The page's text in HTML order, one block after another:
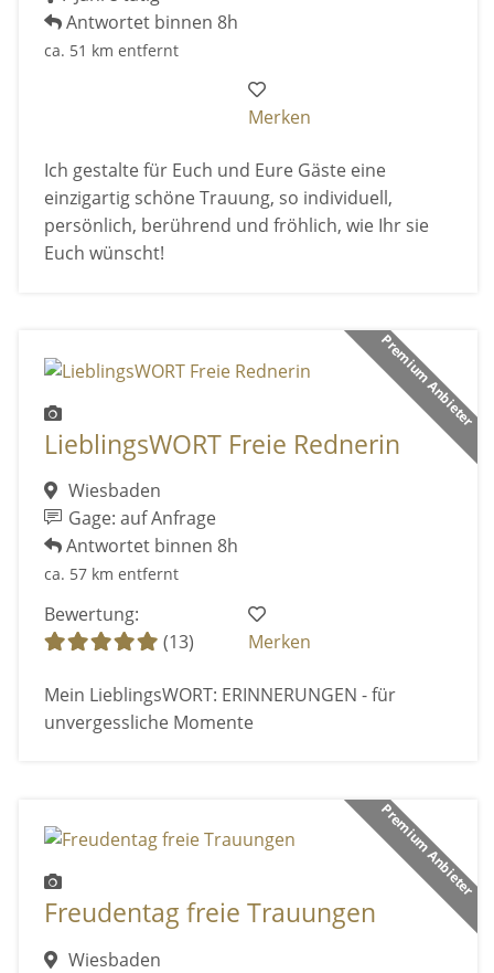
Antwortet binnen 8h
ca. 51 km entfernt
Merken
Ich gestalte für Euch und Eure Gäste eine
einzigartig schöne Trauung, so individuell,
persönlich, berührend und fröhlich, wie Ihr sie
Euch wünscht!
Premium Anbieter
LieblingsWORT Freie Rednerin
Wiesbaden
Gage: auf Anfrage
Antwortet binnen 8h
ca. 57 km entfernt
Bewertung:
(13)
Merken
Mein LieblingsWORT: ERINNERUNGEN - für
unvergessliche Momente
Premium Anbieter
Freudentag freie Trauungen
Wiesbaden